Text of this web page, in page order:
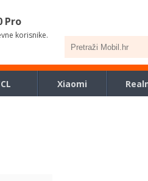
Pro
korisnike.
Xiaomi